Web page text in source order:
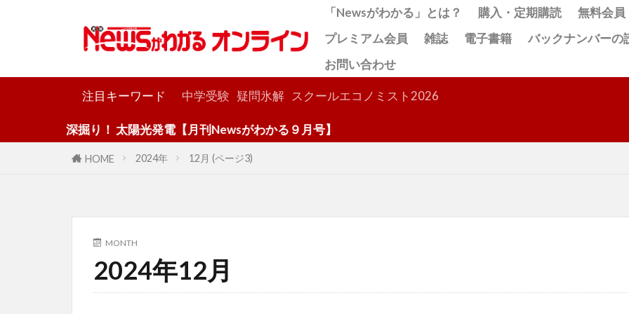
「Newsがわかる」とは？ 購入・定期購読
無料会員
プレミアム会員
雑誌 電子書籍
バックナンバーの
お問い合わせ
注目キーワード 中学受験 疑問氷解 スクールエコノミスト2026
掘り！ 太陽光発電【月刊Newsがわかる９月号】
HOME 2024年 12月 (ページ3)
MONTH
2024年12月
検索